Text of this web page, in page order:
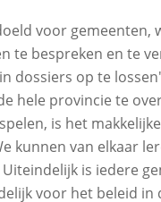
voor
te bespreken en te
dossiers op te
hele provincie te
is het
kunnen van elkaar
is iedere
voor het beleid in